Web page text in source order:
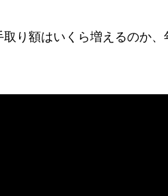
り額はいくら増えるのか、